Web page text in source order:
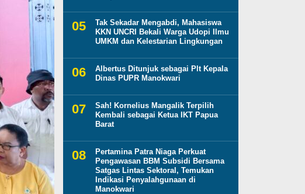
Tak Sekadar Mengabdi, Mahasiswa
KKN UNCRI Bekali Warga Udopi Ilmu
UMKM dan Kelestarian Lingkungan
Albertus Ditunjuk sebagai Plt Kepala
Dinas PUPR Manokwari
Sah! Kornelius Mangalik Terpilih
Kembali sebagai Ketua IKT Papua
Barat
Pertamina Patra Niaga Perkuat
Pengawasan BBM Subsidi Bersama
Satgas Lintas Sektoral, Temukan
Indikasi Penyalahgunaan di
Manokwari